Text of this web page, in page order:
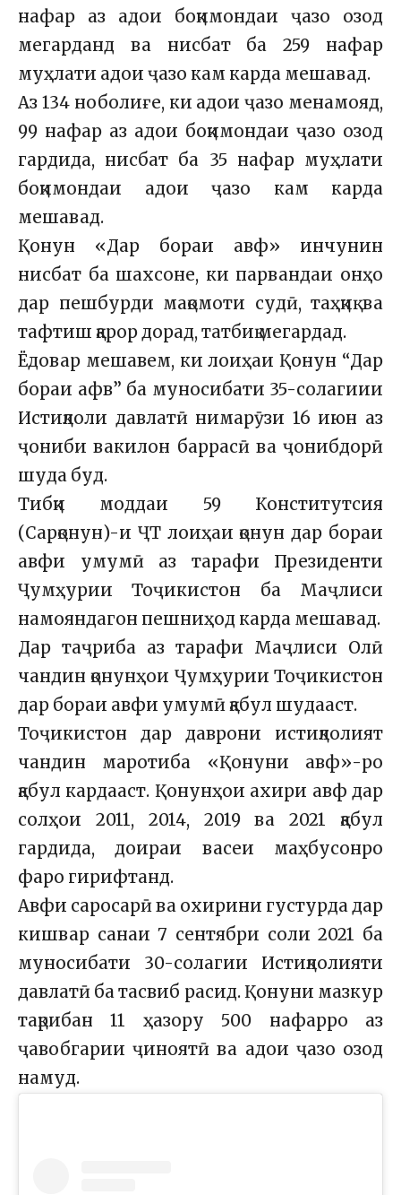
нафар аз адои боқимондаи ҷазо озод
мегарданд ва нисбат ба 259 нафар
муҳлати адои ҷазо кам карда мешавад.
Аз 134 ноболиғе, ки адои ҷазо менамояд,
99 нафар аз адои боқимондаи ҷазо озод
гардида, нисбат ба 35 нафар муҳлати
боқимондаи адои ҷазо кам карда
мешавад.
Қонун «Дар бораи авф» инчунин
нисбат ба шахсоне, ки парвандаи онҳо
дар пешбурди мақомоти судӣ, таҳқиқ ва
тафтиш қарор дорад, татбиқ мегардад.
Ёдовар мешавем, ки лоиҳаи Қонун “Дар
бораи афв” ба муносибати 35-солагиии
Истиқлоли давлатӣ нимарӯзи 16 июн аз
ҷониби вакилон баррасӣ ва ҷонибдорӣ
шуда буд.
Тибқи моддаи 59 Конститутсия
(Сарқонун)-и ҶТ лоиҳаи қонун дар бораи
авфи умумӣ аз тарафи Президенти
Ҷумҳурии Тоҷикистон ба Маҷлиси
намояндагон пешниҳод карда мешавад.
Дар таҷриба аз тарафи Маҷлиси Олӣ
чандин қонунҳои Ҷумҳурии Тоҷикистон
дар бораи авфи умумӣ қабул шудааст.
Тоҷикистон дар даврони истиқлолият
чандин маротиба «Қонуни авф»-ро
қабул кардааст. Қонунҳои ахири авф дар
солҳои 2011, 2014, 2019 ва 2021 қабул
гардида, доираи васеи маҳбусонро
фаро гирифтанд.
Авфи саросарӣ ва охирини густурда дар
кишвар санаи 7 сентябри соли 2021 ба
муносибати 30-солагии Истиқлолияти
давлатӣ ба тасвиб расид. Қонуни мазкур
тақрибан 11 ҳазору 500 нафарро аз
ҷавобгарии ҷиноятӣ ва адои ҷазо озод
намуд.